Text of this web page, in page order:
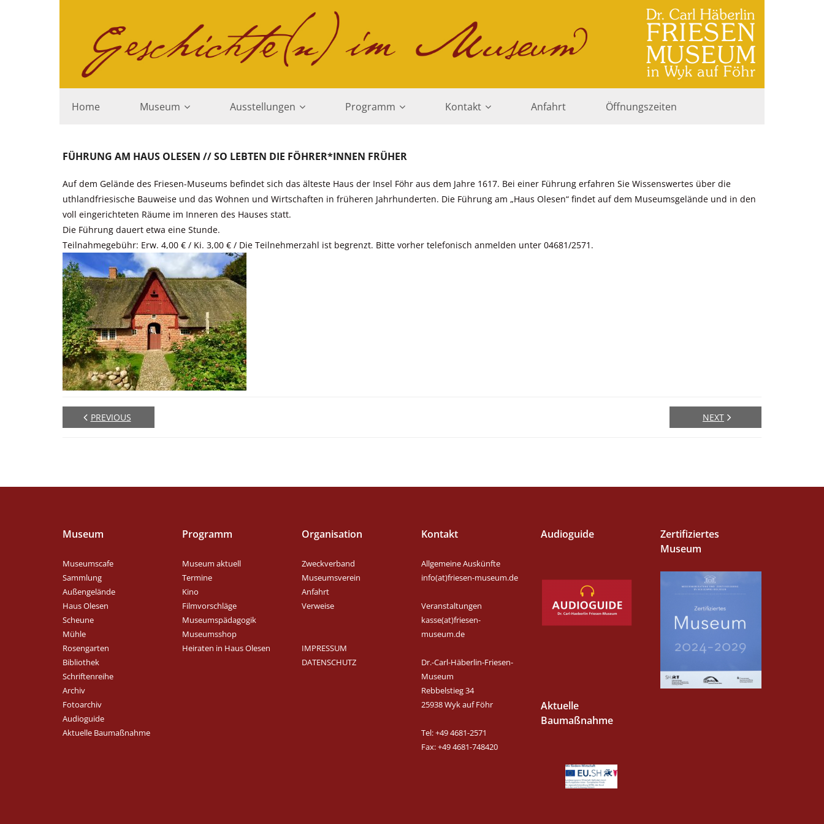
Home Museum Ausstellungen Programm Kontakt Anfahrt Öffnungszeiten
FÜHRUNG AM HAUS OLESEN // SO LEBTEN DIE FÖHRER*INNEN FRÜHER
Auf dem Gelände des Friesen-Museums befindet sich das älteste Haus der Insel Föhr aus dem Jahre 1617. Bei einer Führung erfahren Sie Wissenswertes über die
uthlandfriesische Bauweise und das Wohnen und Wirtschaften in früheren Jahrhunderten. Die Führung am „Haus Olesen“ findet auf dem Museumsgelände und in den
voll eingerichteten Räume im Inneren des Hauses statt.
Die Führung dauert etwa eine Stunde.
Teilnahmegebühr: Erw. 4,00 € / Ki. 3,00 € / Die Teilnehmerzahl ist begrenzt. Bitte vorher telefonisch anmelden unter 04681/2571.
PREVIOUS NEXT
Museum
Museumscafe
Sammlung
Außengelände
Haus Olesen
Scheune
Mühle
Rosengarten
Bibliothek
Schriftenreihe
Archiv
Fotoarchiv
Audioguide
Aktuelle Baumaßnahme
Programm
Museum aktuell
Termine
Kino
Filmvorschläge
Museumspädagogik
Museumsshop
Heiraten in Haus Olesen
Organisation
Zweckverband
Museumsverein
Anfahrt
Verweise
IMPRESSUM
DATENSCHUTZ
Kontakt
Allgemeine Auskünfte
info(at)friesen-museum.de
Veranstaltungen
kasse(at)friesen-
museum.de
Dr.-Carl-Häberlin-Friesen-
Museum
Rebbelstieg 34
25938 Wyk auf Föhr
Tel: +49 4681-2571
Fax: +49 4681-748420
Audioguide
Aktuelle
Baumaßnahme
Zertifiziertes
Museum